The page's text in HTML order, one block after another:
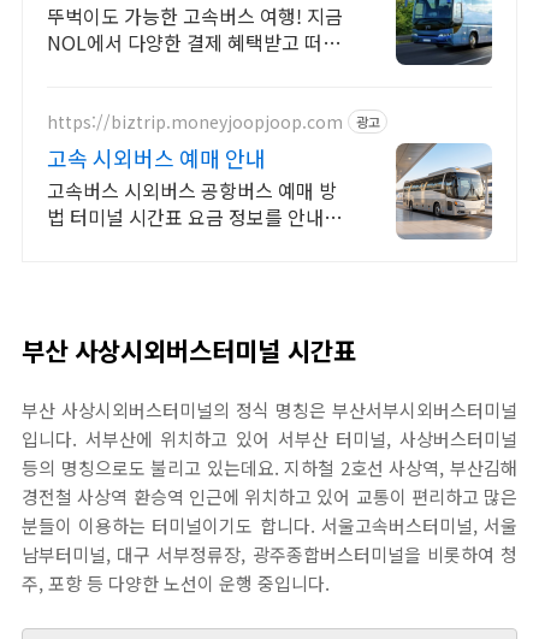
뚜벅이도 가능한 고속버스 여행! 지금
NOL에서 다양한 결제 혜택받고 떠나
https://biztrip.moneyjoopjoop.com 광고
고속 시외버스 예매 안내
고속버스 시외버스 공항버스 예매 방
법 터미널 시간표 요금 정보를 안내합
부산 사상시외버스터미널 시간표
부산 사상시외버스터미널의 정식 명칭은 부산서부시외버스터미널
입니다. 서부산에 위치하고 있어 서부산 터미널, 사상버스터미널
등의 명칭으로도 불리고 있는데요. 지하철 2호선 사상역, 부산김해
경전철 사상역 환승역 인근에 위치하고 있어 교통이 편리하고 많은
분들이 이용하는 터미널이기도 합니다. 서울고속버스터미널, 서울
남부터미널, 대구 서부정류장, 광주종합버스터미널을 비롯하여 청
주, 포항 등 다양한 노선이 운행 중입니다.